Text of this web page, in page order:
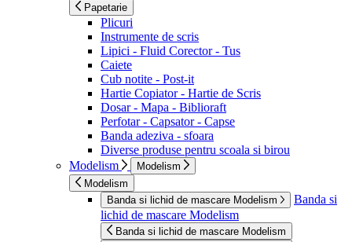
Papetarie
Plicuri
Instrumente de scris
Lipici - Fluid Corector - Tus
Caiete
Cub notite - Post-it
Hartie Copiator - Hartie de Scris
Dosar - Mapa - Biblioraft
Perfotar - Capsator - Capse
Banda adeziva - sfoara
Diverse produse pentru scoala si birou
Modelism
Modelism
Modelism
Banda si lichid de mascare Modelism
Banda si
lichid de mascare Modelism
Banda si lichid de mascare Modelism